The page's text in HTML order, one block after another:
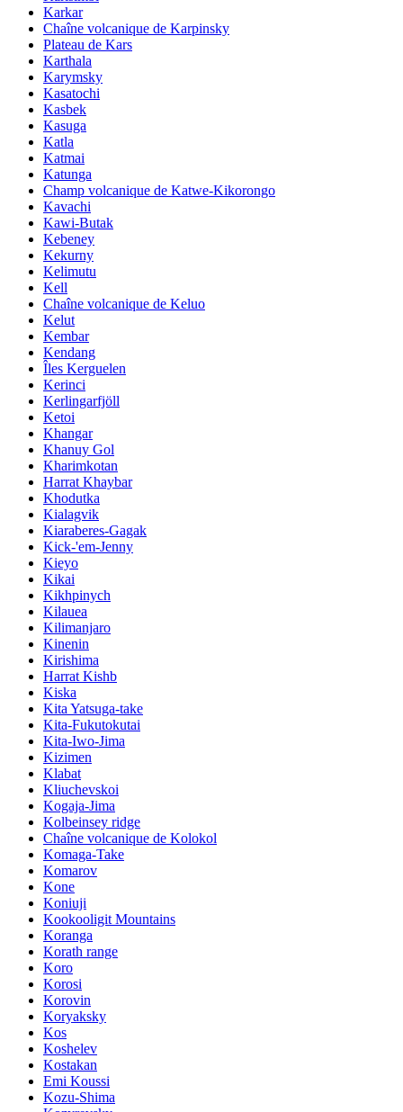
Karkar
Chaîne volcanique de Karpinsky
Plateau de Kars
Karthala
Karymsky
Kasatochi
Kasbek
Kasuga
Katla
Katmai
Katunga
Champ volcanique de Katwe-Kikorongo
Kavachi
Kawi-Butak
Kebeney
Kekurny
Kelimutu
Kell
Chaîne volcanique de Keluo
Kelut
Kembar
Kendang
Îles Kerguelen
Kerinci
Kerlingarfjöll
Ketoi
Khangar
Khanuy Gol
Kharimkotan
Harrat Khaybar
Khodutka
Kialagvik
Kiaraberes-Gagak
Kick-'em-Jenny
Kieyo
Kikai
Kikhpinych
Kilauea
Kilimanjaro
Kinenin
Kirishima
Harrat Kishb
Kiska
Kita Yatsuga-take
Kita-Fukutokutai
Kita-Iwo-Jima
Kizimen
Klabat
Kliuchevskoi
Kogaja-Jima
Kolbeinsey ridge
Chaîne volcanique de Kolokol
Komaga-Take
Komarov
Kone
Koniuji
Kookooligit Mountains
Koranga
Korath range
Koro
Korosi
Korovin
Koryaksky
Kos
Koshelev
Kostakan
Emi Koussi
Kozu-Shima